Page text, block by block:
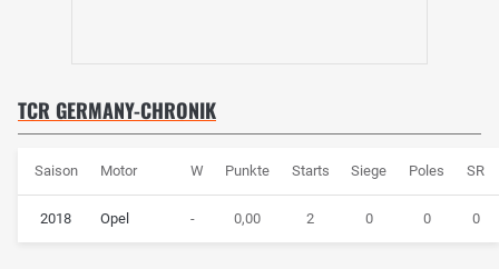
TCR GERMANY-CHRONIK
Saison Motor W Punkte Starts Siege Poles SR
2018 Opel - 0,00 2 0 0 0